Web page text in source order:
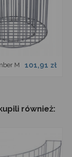
M 101,91 zł
również: